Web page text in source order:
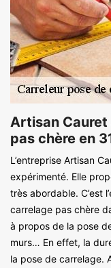
Artisan Cauret
pas chère en
L’entreprise Artisan
expérimenté. Elle
très abordable. C’est
carrelage pas chère
à propos de la pose
murs… En effet, la
la pose de carrelage.